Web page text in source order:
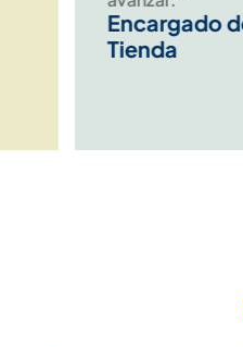
Encargado de
Tienda